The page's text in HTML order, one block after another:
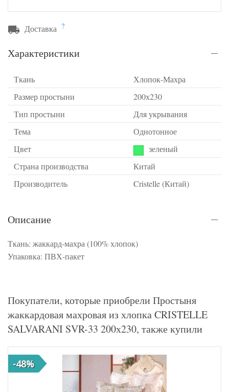
Доставка ?
Характеристики
Ткань
Хлопок-Махра
Размер простыни
200х230
Тип простыни
Для укрывания
Тема
Однотонное
Цвет
зеленый
Страна производства
Китай
Производитель
Cristelle (Китай)
Описание
Ткань: жаккард-махра (100% хлопок)
Упаковка: ПВХ-пакет
Покупатели, которые приобрели Простыня
жаккардовая махровая из хлопка CRISTELLE
SALVARANI SVR-33 200х230, также купили
-48%